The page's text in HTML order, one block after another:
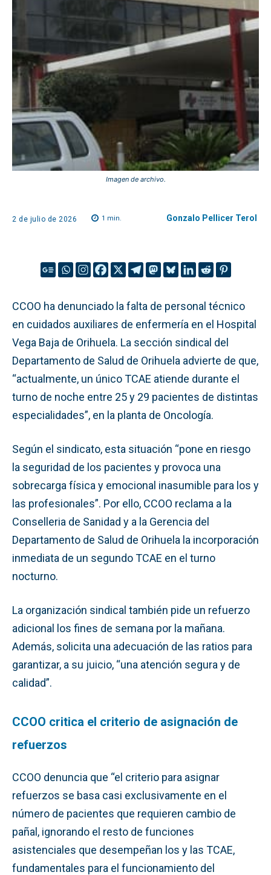
Imagen de archivo.
2 de julio de 2026 1 min. Gonzalo Pellicer Terol
CCOO ha denunciado la falta de personal técnico
en cuidados auxiliares de enfermería en el Hospital
Vega Baja de Orihuela. La sección sindical del
Departamento de Salud de Orihuela advierte de que,
“actualmente, un único TCAE atiende durante el
turno de noche entre 25 y 29 pacientes de distintas
especialidades”, en la planta de Oncología.
Según el sindicato, esta situación “pone en riesgo
la seguridad de los pacientes y provoca una
sobrecarga física y emocional inasumible para los y
las profesionales”. Por ello, CCOO reclama a la
Conselleria de Sanidad y a la Gerencia del
Departamento de Salud de Orihuela la incorporación
inmediata de un segundo TCAE en el turno
nocturno.
La organización sindical también pide un refuerzo
adicional los fines de semana por la mañana.
Además, solicita una adecuación de las ratios para
garantizar, a su juicio, “una atención segura y de
calidad”.
CCOO critica el criterio de asignación de
refuerzos
CCOO denuncia que “el criterio para asignar
refuerzos se basa casi exclusivamente en el
número de pacientes que requieren cambio de
pañal, ignorando el resto de funciones
asistenciales que desempeñan los y las TCAE,
fundamentales para el funcionamiento del